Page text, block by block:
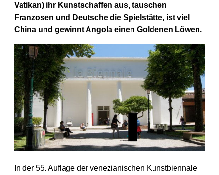
Vatikan) ihr Kunstschaffen aus, tauschen
Franzosen und Deutsche die Spielstätte, ist viel
China und gewinnt Angola einen Goldenen Löwen.
In der 55. Auflage der venezianischen Kunstbiennale